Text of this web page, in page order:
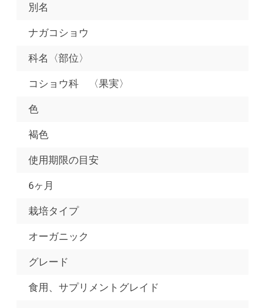
別名
ナガコショウ
科名〈部位〉
コショウ科 〈果実〉
色
褐色
使用期限の目安
6ヶ月
栽培タイプ
オーガニック
グレード
食用、サプリメントグレイド